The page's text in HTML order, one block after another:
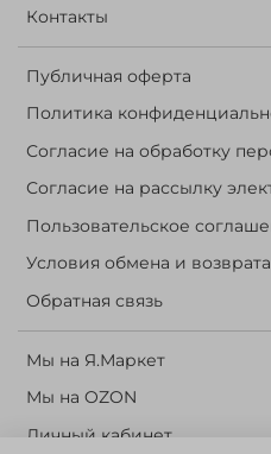
Контакты
Публичная оферта
Политика
Согласие на обработку
Согласие на рассылку
Пользовательское
Условия обмена и возврата
Обратная связь
Мы на Я.Маркет
Мы на OZON
Личный кабинет